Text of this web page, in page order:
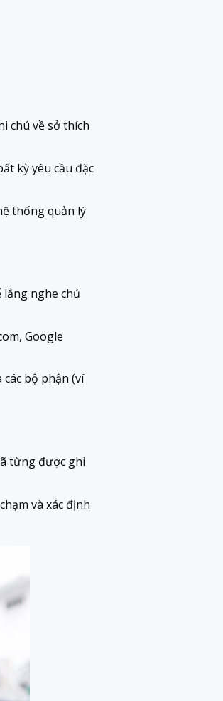
chú về sở thích
kỳ yêu cầu đặc
thống quản lý
nghe chủ
Google
bộ phận (ví
từng được ghi
và xác định